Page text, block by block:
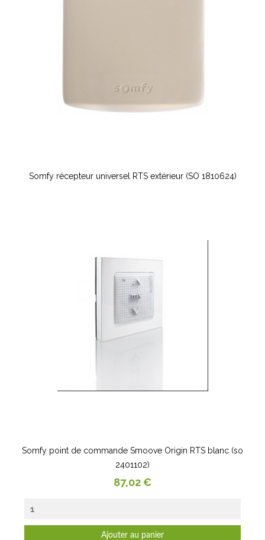
Somfy récepteur universel RTS extérieur (SO 1810624)
Somfy point de commande Smoove Origin RTS blanc (so
2401102)
Prix
87,02 €
Ajouter au panier